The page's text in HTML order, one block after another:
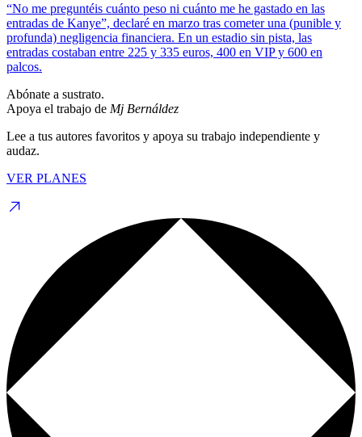
“No me preguntéis cuánto peso ni cuánto me he gastado en las
entradas de Kanye”, declaré en marzo tras cometer una (punible y
profunda) negligencia financiera. En un estadio sin pista, las
entradas costaban entre 225 y 335 euros, 400 en VIP y 600 en
palcos.
Abónate a sustrato.
Apoya el trabajo de Mj Bernáldez
Lee a tus autores favoritos y apoya su trabajo independiente y
audaz.
VER PLANES